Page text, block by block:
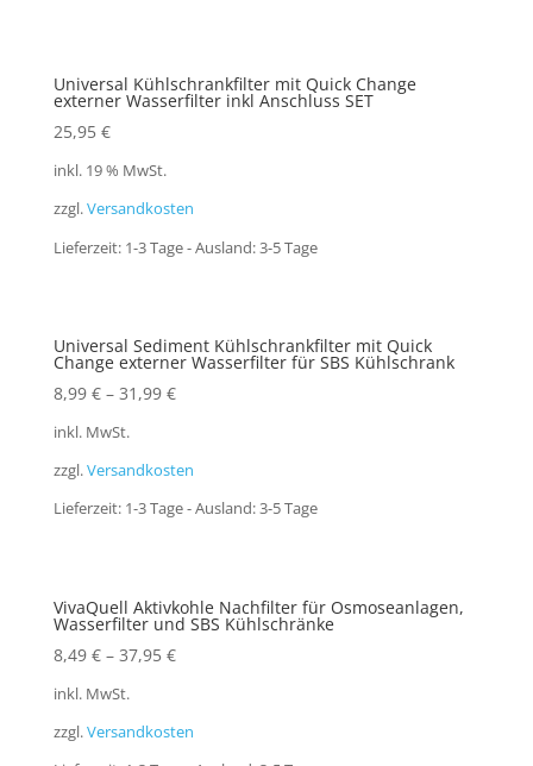
Universal Kühlschrankfilter mit Quick Change
externer Wasserfilter inkl Anschluss SET
25,95 €
inkl. 19 % MwSt.
zzgl.Versandkosten
Lieferzeit: 1-3 Tage - Ausland: 3-5 Tage
Universal Sediment Kühlschrankfilter mit Quick
Change externer Wasserfilter für SBS Kühlschrank
8,99 €– 31,99 €
inkl. MwSt.
zzgl.Versandkosten
Lieferzeit: 1-3 Tage - Ausland: 3-5 Tage
VivaQuell Aktivkohle Nachfilter für Osmoseanlagen,
Wasserfilter und SBS Kühlschränke
8,49 €– 37,95 €
inkl. MwSt.
zzgl.Versandkosten